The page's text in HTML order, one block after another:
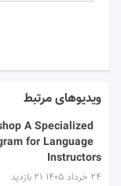
ویدیوهای مرتبط
A Specialized
for Language
Instructors
۲۴ خرداد ۱۴۰۵ 21 بازدید